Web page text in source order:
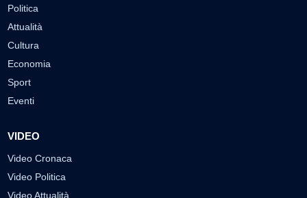
Politica
Attualità
Cultura
Economia
Sport
Eventi
VIDEO
Video Cronaca
Video Politica
Video Attualità